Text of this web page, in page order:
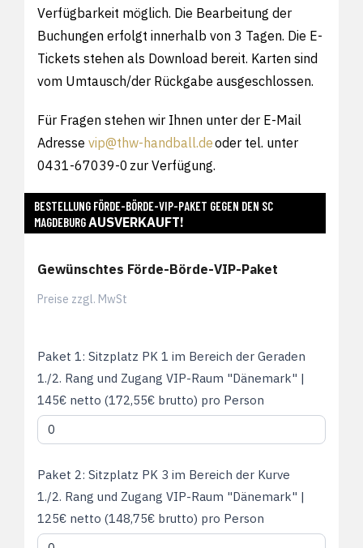
Verfügbarkeit möglich. Die Bearbeitung der
Buchungen erfolgt innerhalb von 3 Tagen. Die E-
Tickets stehen als Download bereit. Karten sind
vom Umtausch/der Rückgabe ausgeschlossen.
Für Fragen stehen wir Ihnen unter der E-Mail
Adresse vip@thw-handball.deoder tel. unter
0431-67039-0 zur Verfügung.
25/26
Förde-
VIP-
BESTELLUNG FÖRDE-BÖRDE-VIP-PAKET GEGEN DEN SC
MAGDEBURGAUSVERKAUFT!
Gewünschtes Förde-Börde-VIP-Paket
Preise zzgl. MwSt
Paket 1: Sitzplatz PK 1 im Bereich der Geraden
1./2. Rang und Zugang VIP-Raum "Dänemark" |
145€ netto (172,55€ brutto) pro Person
Paket 2: Sitzplatz PK 3 im Bereich der Kurve
1./2. Rang und Zugang VIP-Raum "Dänemark" |
125€ netto (148,75€ brutto) pro Person